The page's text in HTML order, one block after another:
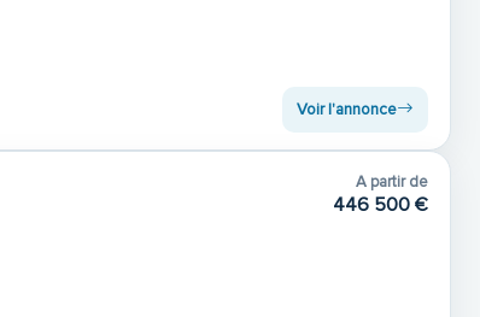
Voir l'annonce
A partir de
446 500 €